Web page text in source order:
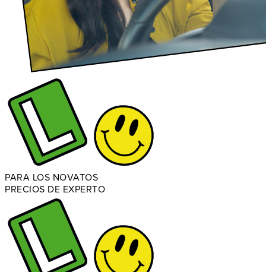
PARA LOS NOVATOS
PRECIOS DE EXPERTO